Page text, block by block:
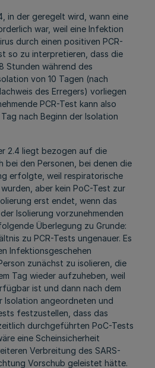
in der geregelt wird, wann eine
war, weil eine Infektion
durch einen positiven PCR-
so zu interpretieren, dass die
Stunden während des
von 10 Tagen (nach
des Erregers) vorliegen
PCR-Test kann also
nach Beginn der Isolation
2.4 liegt bezogen auf die
bei den Personen, bei denen die
erfolgte, weil respiratorische
aber kein PoC-Test zur
erst endet, wenn das
Isolierung vorzunehmenden
Überlegung zu Grunde:
zu PCR-Tests ungenauer. Es
Infektionsgeschehen
zunächst zu isolieren, die
Tag wieder aufzuheben, weil
ist und dann nach dem
Isolation angeordneten und
festzustellen, dass das
durchgeführten PoC-Tests
eine Scheinsicherheit
Verbreitung des SARS-
Vorschub geleistet hätte.